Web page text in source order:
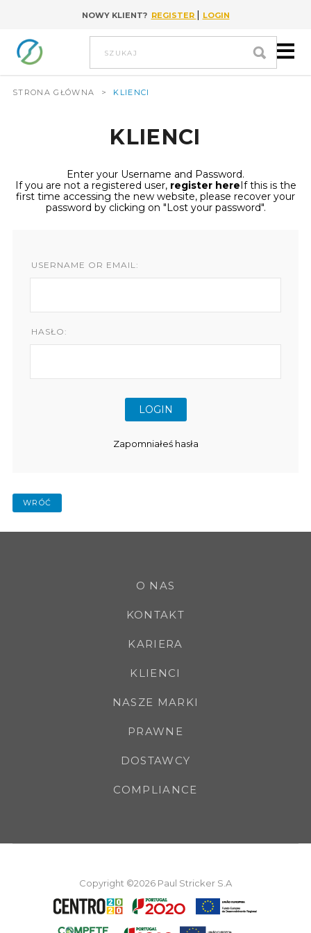
Go to contentNOWY KLIENT? REGISTER | LOGIN
szukaj
STRONA GŁÓWNA > KLIENCI
KLIENCI
Enter your Username and Password.
If you are not a registered user, register hereIf this is the
first time accessing the new website, please recover your
password by clicking on "Lost your password".
USERNAME OR EMAIL:
HASŁO:
Zapomniałeś hasła
WRÓĆ
O NAS
KONTAKT
KARIERA
KLIENCI
NASZE MARKI
PRAWNE
DOSTAWCY
COMPLIANCE
Copyright ©2026 Paul Stricker S.A